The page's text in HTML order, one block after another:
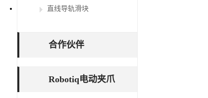
直线导轨滑块
合作伙伴
Robotiq电动夹爪